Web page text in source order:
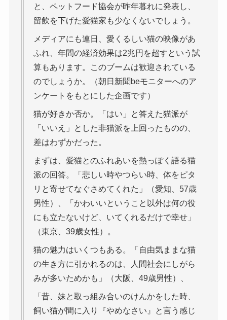
と、ペットフード協会が昨年暮れに発表し、
留飲を下げた愛猫家も少なくないでしょう。
メディアにも連日、愛くるしい猫の映像があ
ふれ、年間の経済効果は2兆円を超すという試
算もあります。このブームは歓迎されている
のでしょうか。（朝日新聞beモニターへのア
ンケートをもとにした企画です）
猫が好きか否か。「はい」と答えた猫派が
「いいえ」とした非猫派を上回ったものの、
差はわずかだった。
まずは、愛猫とのふれあいを熱っぽく語る猫
派の回答。「悲しい時やつらい時、体をピタ
リと寄せてなぐさめてくれた」（愛知、57歳
男性）、「かわいいということ以外は何の役
にも立たないけど、いてくれるだけで幸せ」
（東京、39歳女性）。
猫の魅力はいくつもある。「自由気ままな猫
の生き方に引かれるのは、人間社会にしがら
みが多いためかも」（大阪、49歳男性）、
「昔、妹と取っ組み合いのけんかをした時、
飼い猫が間に入り『やめなさい』と言う感じ